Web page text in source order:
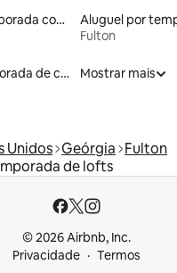
Aluguéis por temporada com banheira
Fulton
Aluguel por temporada de casas de hóspedes
Mostrar mais
Unidos Geórgia Fulton
de lofts
© 2026 Airbnb, Inc.
Privacidade
Termos